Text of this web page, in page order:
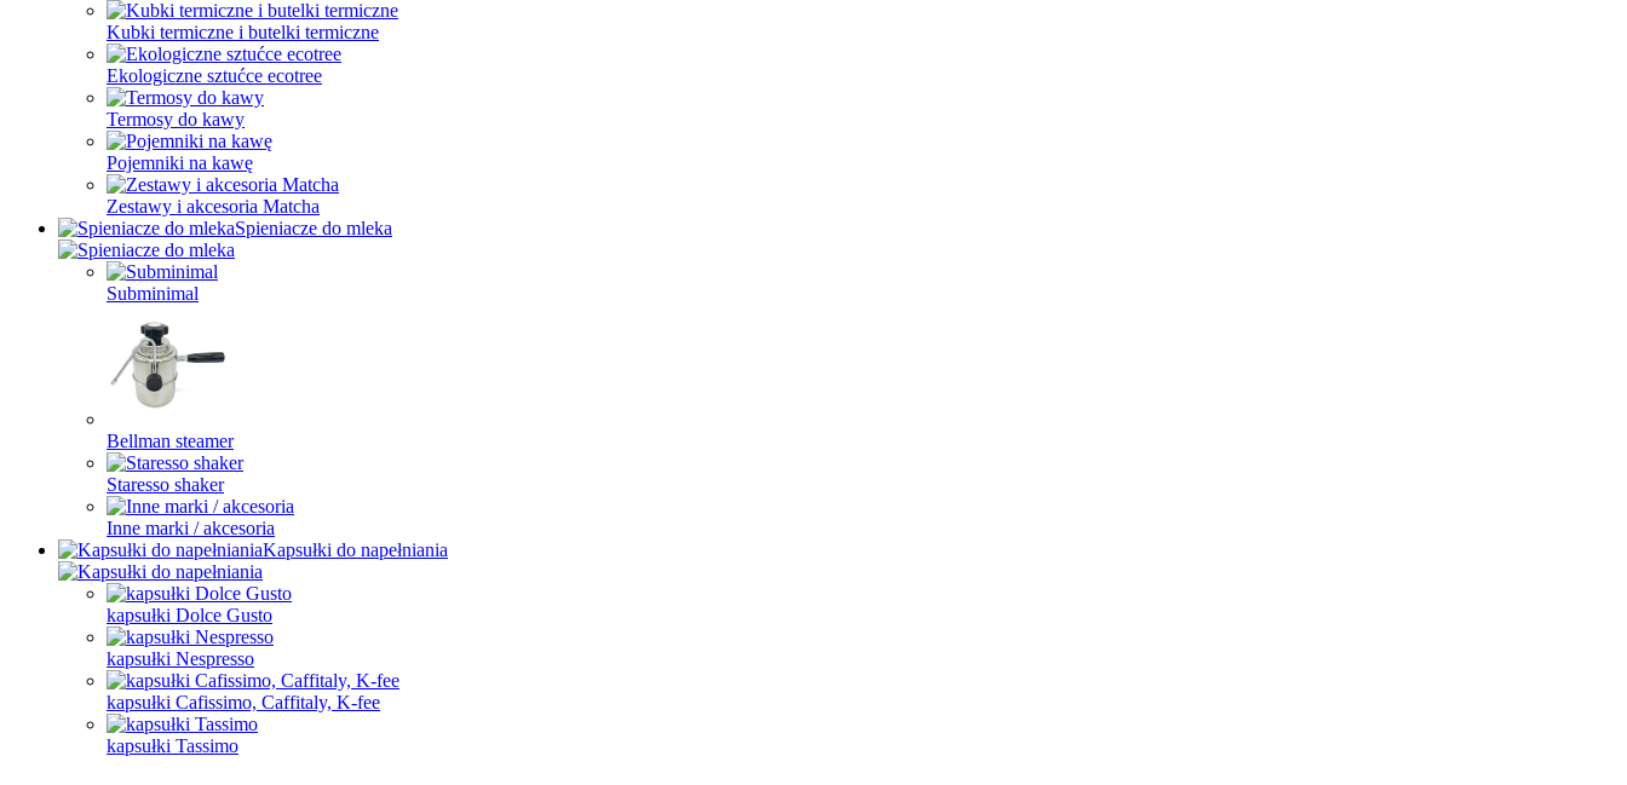
Kubki termiczne i butelki termiczne
Ekologiczne sztućce ecotree
Termosy do kawy
Pojemniki na kawę
Zestawy i akcesoria Matcha
Spieniacze do mleka
Subminimal
Bellman steamer
Staresso shaker
Inne marki / akcesoria
Kapsułki do napełniania
kapsułki Dolce Gusto
kapsułki Nespresso
kapsułki Cafissimo, Caffitaly, K-fee
kapsułki Tassimo